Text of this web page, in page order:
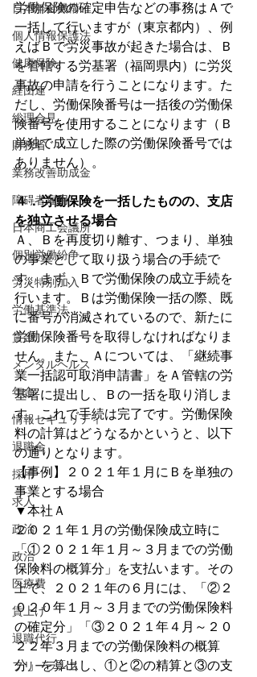
日本年金機構
個人情報保護法
健康保険
経団連
総理会見
財務省
業務改善助成金
障碍者雇用
日本商工会議所
個別労働紛争
労災特別加入
労働基準法
賃金
メンタルヘルス
年金
情報セキュリティ
退職金
採用
求人
政治
政治
医療費
賃上げ
退職代行
フリーランス
労働保険の確定申告などの事務はＡで
一括して行いますが（東京都内）、例
えばＢで労災事故が起きた場合は、Ｂ
を管轄する労基署（福岡県内）に労災
事故の申請を行うことになります。た
だし、労働保険番号は一括後の労働保
険番号を使用することになります（Ｂ
単独で成立した際の労働保険番号では
ありません）。
４．労働保険を一括したものの、支店
を独立させる場合
Ａ、Ｂを再度切り離す、つまり、単独
の事業として取り扱う場合の手続で
す。まず、Ｂで労働保険の成立手続を
行います。Ｂは労働保険一括の際、既
に番号が消滅されているので、新たに
労働保険番号を取得しなければなりま
せん。また、Ａについては、「継続事
業一括認可取消申請書」をＡ管轄の労
基署に提出し、Ｂの一括を取り消しま
す。これで手続は完了です。労働保険
料の計算はどうなるかというと、以下
の通りとなります。
【事例】２０２１年１月にＢを単独の
事業とする場合
▼本社Ａ
２０２１年１月の労働保険成立時に
「①２０２１年１月～３月までの労働
保険料の概算分」を支払います。その
上で、２０２１年の６月には、「②２
０２０年１月～３月までの労働保険料
の確定分」「③２０２１年４月～２０
２２年３月までの労働保険料の概算
分」を算出し、①と②の精算と③の支